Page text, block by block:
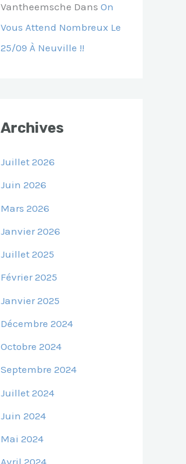
Vantheemsche Dans On
Vous Attend Nombreux Le
25/09 À Neuville !!
Archives
Juillet 2026
Juin 2026
Mars 2026
Janvier 2026
Juillet 2025
Février 2025
Janvier 2025
Décembre 2024
Octobre 2024
Septembre 2024
Juillet 2024
Juin 2024
Mai 2024